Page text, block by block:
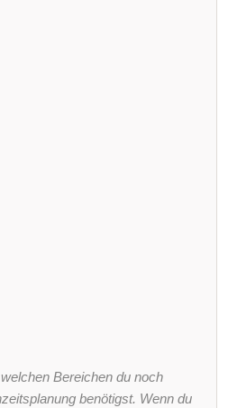
Bereichen du noch
benötigst. Wenn du